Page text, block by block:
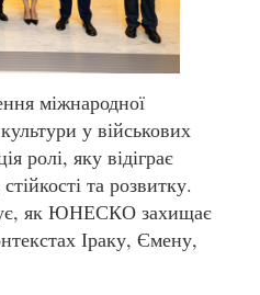
міжнародної
у військових
ролі, яку відіграє
та розвитку.
як ЮНЕСКО захищає
Іраку, Ємену,